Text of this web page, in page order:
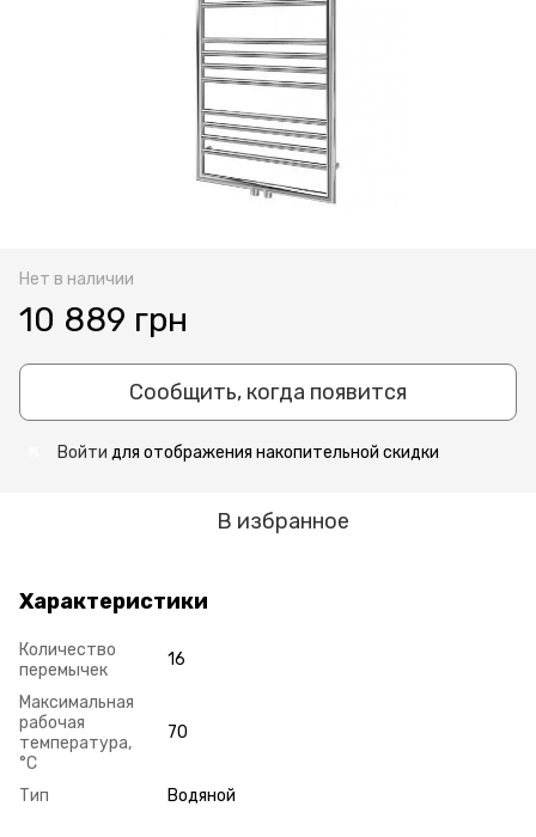
Нет в наличии
10 889 грн
Сообщить, когда появится
Войти для отображения накопительной скидки
В избранное
Характеристики
Количество
перемычек
16
Максимальная
рабочая
температура,
°С
70
Тип Водяной